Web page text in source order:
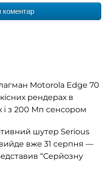
коментар
Motorola Edge 70
рендерах в
і з 200 Мп сенсором
шутер Serious
вже 31 серпня —
“Серйозну